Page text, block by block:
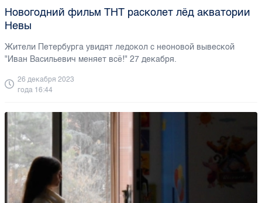
Новогодний фильм ТНТ расколет лёд акватории
Невы
Жители Петербурга увидят ледокол с неоновой вывеской
"Иван Васильевич меняет всё!" 27 декабря.
26 декабря 2023
года 16:44